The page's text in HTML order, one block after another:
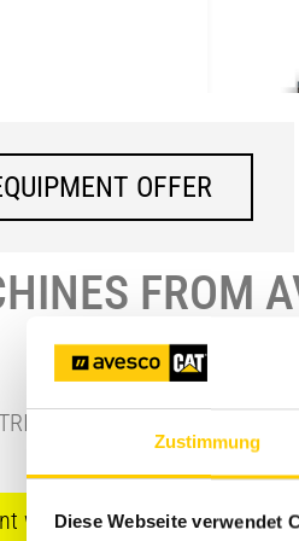
Zustimmung
Diese Webseite verwendet
OFFER
FROM
TO FIND THE RIGHT
with uid "15112" and type